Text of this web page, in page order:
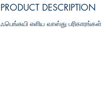
PRODUCT DESCRIPTION
ஃபெங்சுயி எளிய வாஸ்து பரிகாரங்கள்